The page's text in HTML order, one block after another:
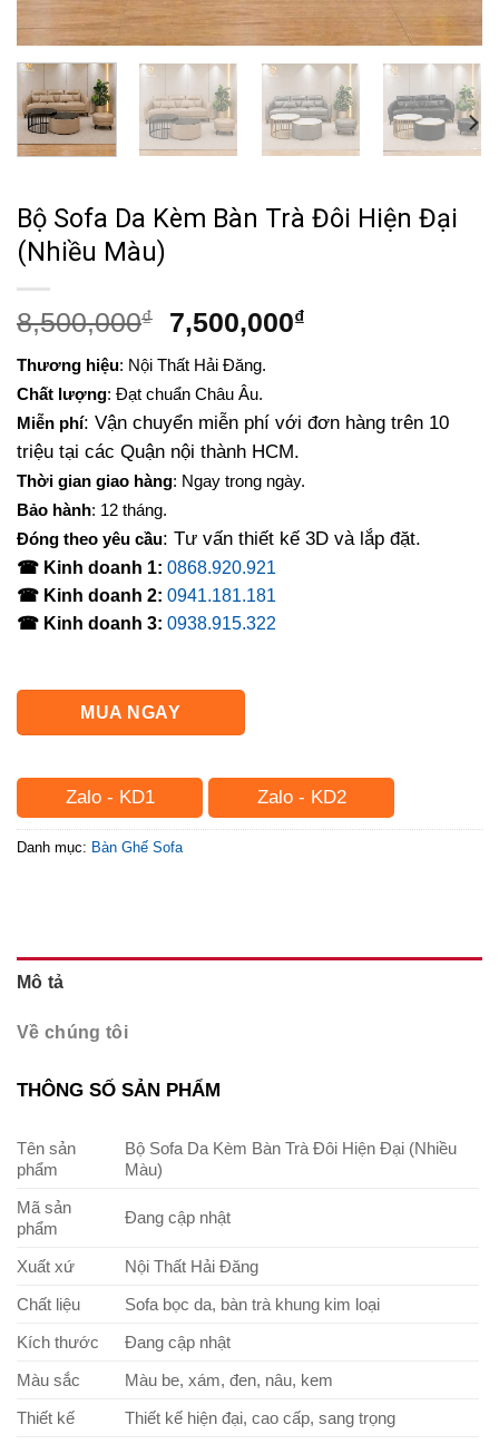
Bộ Sofa Da Kèm Bàn Trà Đôi Hiện Đại
(Nhiều Màu)
8,500,000₫
Giá
là:
8,500,000₫.
7,500,000₫Giá
7,500,000₫.
Thương hiệu: Nội Thất Hải Đăng.
Chất lượng: Đạt chuẩn Châu Âu.
Miễn phí: Vận chuyển miễn phí với đơn hàng trên 10
triệu tại các Quận nội thành HCM.
Thời gian giao hàng: Ngay trong ngày.
Bảo hành: 12 tháng.
Đóng theo yêu cầu: Tư vấn thiết kế 3D và lắp đặt.
☎ Kinh doanh 1: 0868.920.921
☎ Kinh doanh 2: 0941.181.181
☎ Kinh doanh 3: 0938.915.322
MUA NGAY
Zalo - KD1 Zalo - KD2
Danh mục: Bàn Ghế Sofa
Mô tả
Về chúng tôi
THÔNG SỐ SẢN PHẨM
Tên sản
phẩm
Bộ Sofa Da Kèm Bàn Trà Đôi Hiện Đại (Nhiều
Màu)
Mã sản
phẩm
Đang cập nhật
Xuất xứ
Nội Thất Hải Đăng
Chất liệu
Sofa bọc da, bàn trà khung kim loại
Kích thước
Đang cập nhật
Màu sắc
Màu be, xám, đen, nâu, kem
Thiết kế
Thiết kế hiện đại, cao cấp, sang trọng